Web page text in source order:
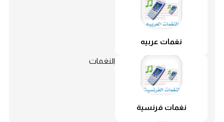
نغمات عربيه
نغمات فرنسية
النغمات